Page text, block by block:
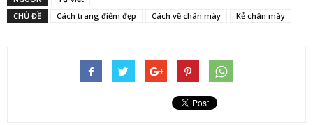
CHỦ ĐỀ
Cách trang điểm đẹp Cách vẽ chân mày Kẻ chân mày